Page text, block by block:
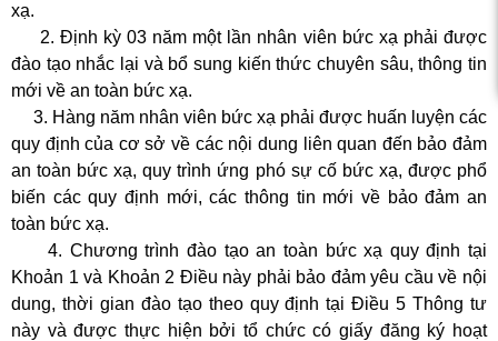
xạ.
2. Định kỳ 03 năm một lần nhân viên bức xạ phải được
đào tạo nhắc lại và bổ sung kiến thức chuyên sâu, thông tin
mới về an toàn bức xạ.
3. Hàng năm nhân viên bức xạ phải được huấn luyện các
quy định của cơ sở về các nội dung liên quan đến bảo đảm
an toàn bức xạ, quy trình ứng phó sự cố bức xạ, được phổ
biến các quy định mới, các thông tin mới về bảo đảm an
toàn bức xạ.
4. Chương trình đào tạo an toàn bức xạ quy định tại
Khoản 1 và Khoản 2 Điều này phải bảo đảm yêu cầu về nội
dung, thời gian đào tạo theo quy định tại Điều 5 Thông tư
này và được thực hiện bởi tổ chức có giấy đăng ký hoạt